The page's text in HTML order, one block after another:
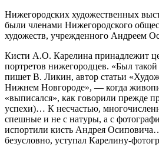
Нижегородских художественных
были членами Нижегородского
художеств, учрежденного Андреем
Кисти А.О. Карелина принадлежит
портретов нижегородцев. «Был
пишет В. Ликин, автор статьи
Нижнем Новгороде», — когда
«выписался», как говорили прежде
успехи)… К несчастью,
спешные и не с натуры, а с
испортили кисть Андрея
безусловно, уступал Карелину-